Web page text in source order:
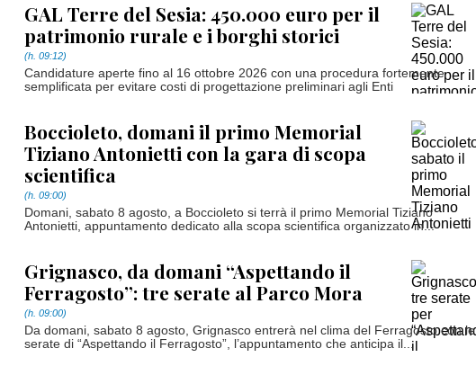
GAL Terre del Sesia: 450.000 euro per il
patrimonio rurale e i borghi storici
(h. 09:12)
Candidature aperte fino al 16 ottobre 2026 con una procedura fortemente
semplificata per evitare costi di progettazione preliminari agli Enti
Boccioleto, domani il primo Memorial
Tiziano Antonietti con la gara di scopa
scientifica
(h. 09:00)
Domani, sabato 8 agosto, a Boccioleto si terrà il primo Memorial Tiziano
Antonietti, appuntamento dedicato alla scopa scientifica organizzato in...
Grignasco, da domani “Aspettando il
Ferragosto”: tre serate al Parco Mora
(h. 09:00)
Da domani, sabato 8 agosto, Grignasco entrerà nel clima del Ferragosto con le
serate di “Aspettando il Ferragosto”, l’appuntamento che anticipa il...